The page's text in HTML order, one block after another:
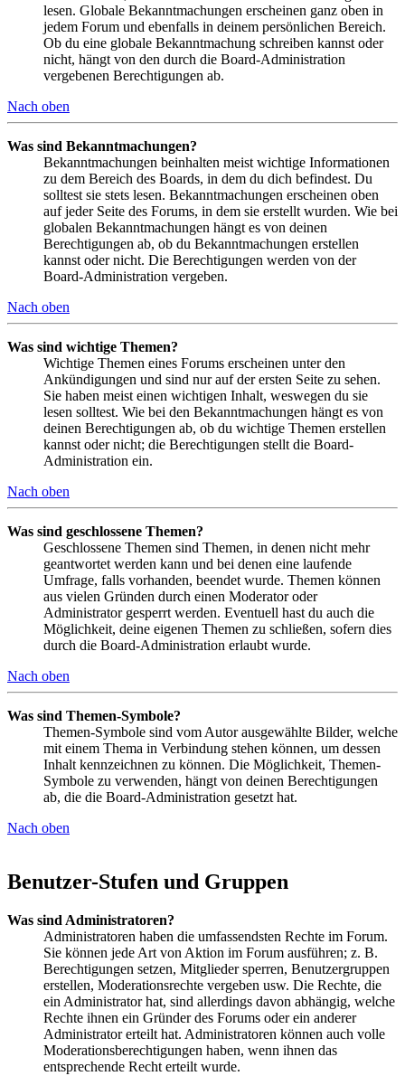
lesen. Globale Bekanntmachungen erscheinen ganz oben in
jedem Forum und ebenfalls in deinem persönlichen Bereich.
Ob du eine globale Bekanntmachung schreiben kannst oder
nicht, hängt von den durch die Board-Administration
vergebenen Berechtigungen ab.
Nach oben
Was sind Bekanntmachungen?
Bekanntmachungen beinhalten meist wichtige Informationen
zu dem Bereich des Boards, in dem du dich befindest. Du
solltest sie stets lesen. Bekanntmachungen erscheinen oben
auf jeder Seite des Forums, in dem sie erstellt wurden. Wie bei
globalen Bekanntmachungen hängt es von deinen
Berechtigungen ab, ob du Bekanntmachungen erstellen
kannst oder nicht. Die Berechtigungen werden von der
Board-Administration vergeben.
Nach oben
Was sind wichtige Themen?
Wichtige Themen eines Forums erscheinen unter den
Ankündigungen und sind nur auf der ersten Seite zu sehen.
Sie haben meist einen wichtigen Inhalt, weswegen du sie
lesen solltest. Wie bei den Bekanntmachungen hängt es von
deinen Berechtigungen ab, ob du wichtige Themen erstellen
kannst oder nicht; die Berechtigungen stellt die Board-
Administration ein.
Nach oben
Was sind geschlossene Themen?
Geschlossene Themen sind Themen, in denen nicht mehr
geantwortet werden kann und bei denen eine laufende
Umfrage, falls vorhanden, beendet wurde. Themen können
aus vielen Gründen durch einen Moderator oder
Administrator gesperrt werden. Eventuell hast du auch die
Möglichkeit, deine eigenen Themen zu schließen, sofern dies
durch die Board-Administration erlaubt wurde.
Nach oben
Was sind Themen-Symbole?
Themen-Symbole sind vom Autor ausgewählte Bilder, welche
mit einem Thema in Verbindung stehen können, um dessen
Inhalt kennzeichnen zu können. Die Möglichkeit, Themen-
Symbole zu verwenden, hängt von deinen Berechtigungen
ab, die die Board-Administration gesetzt hat.
Nach oben
Benutzer-Stufen und Gruppen
Was sind Administratoren?
Administratoren haben die umfassendsten Rechte im Forum.
Sie können jede Art von Aktion im Forum ausführen; z. B.
Berechtigungen setzen, Mitglieder sperren, Benutzergruppen
erstellen, Moderationsrechte vergeben usw. Die Rechte, die
ein Administrator hat, sind allerdings davon abhängig, welche
Rechte ihnen ein Gründer des Forums oder ein anderer
Administrator erteilt hat. Administratoren können auch volle
Moderationsberechtigungen haben, wenn ihnen das
entsprechende Recht erteilt wurde.